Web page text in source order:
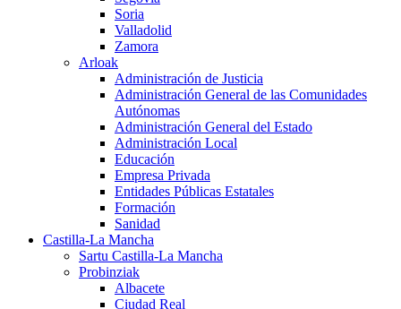
Soria
Valladolid
Zamora
Arloak
Administración de Justicia
Administración General de las Comunidades
Autónomas
Administración General del Estado
Administración Local
Educación
Empresa Privada
Entidades Públicas Estatales
Formación
Sanidad
Castilla-La Mancha
Sartu Castilla-La Mancha
Probinziak
Albacete
Ciudad Real